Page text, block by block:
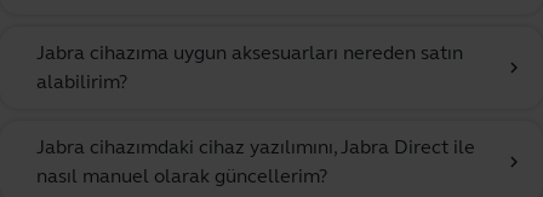
Jabra cihazıma uygun aksesuarları nereden satın
alabilirim?
chevron_right
Jabra cihazımdaki cihaz yazılımını, Jabra Direct ile
nasıl manuel olarak güncellerim?
chevron_right